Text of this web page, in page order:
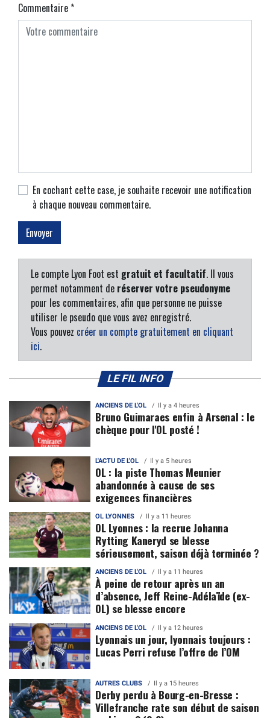
Commentaire*
En cochant cette case, je souhaite recevoir une notification
à chaque nouveau commentaire.
Le compte Lyon Foot est gratuit et facultatif. Il vous
permet notamment de réserver votre pseudonyme
pour les commentaires, afin que personne ne puisse
utiliser le pseudo que vous avez enregistré.
Vous pouvez créer un compte gratuitement en cliquant
ici.
LE FIL INFO
ANCIENS DE L'OL Il y a 4 heures
Bruno Guimaraes enfin à Arsenal : le
chèque pour l'OL posté !
L'ACTU DE L'OL Il y a 5 heures
OL : la piste Thomas Meunier
abandonnée à cause de ses
exigences financières
OL LYONNES Il y a 11 heures
OL Lyonnes : la recrue Johanna
Rytting Kaneryd se blesse
sérieusement, saison déjà terminée ?
ANCIENS DE L'OL Il y a 11 heures
À peine de retour après un an
d’absence, Jeff Reine-Adélaïde (ex-
OL) se blesse encore
ANCIENS DE L'OL Il y a 12 heures
Lyonnais un jour, lyonnais toujours :
Lucas Perri refuse l’offre de l’OM
AUTRES CLUBS Il y a 15 heures
Derby perdu à Bourg-en-Bresse :
Villefranche rate son début de saison